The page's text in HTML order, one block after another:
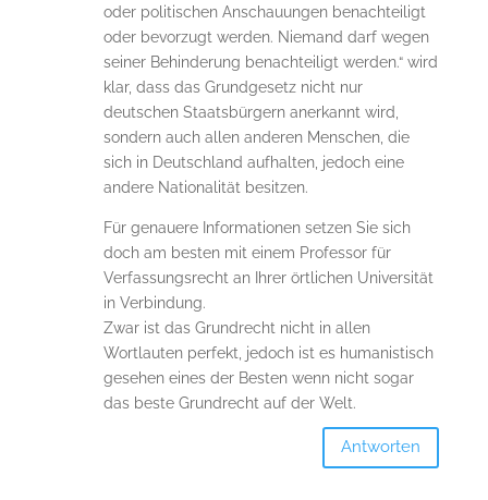
oder politischen Anschauungen benachteiligt
oder bevorzugt werden. Niemand darf wegen
seiner Behinderung benachteiligt werden.“ wird
klar, dass das Grundgesetz nicht nur
deutschen Staatsbürgern anerkannt wird,
sondern auch allen anderen Menschen, die
sich in Deutschland aufhalten, jedoch eine
andere Nationalität besitzen.
Für genauere Informationen setzen Sie sich
doch am besten mit einem Professor für
Verfassungsrecht an Ihrer örtlichen Universität
in Verbindung.
Zwar ist das Grundrecht nicht in allen
Wortlauten perfekt, jedoch ist es humanistisch
gesehen eines der Besten wenn nicht sogar
das beste Grundrecht auf der Welt.
Antworten